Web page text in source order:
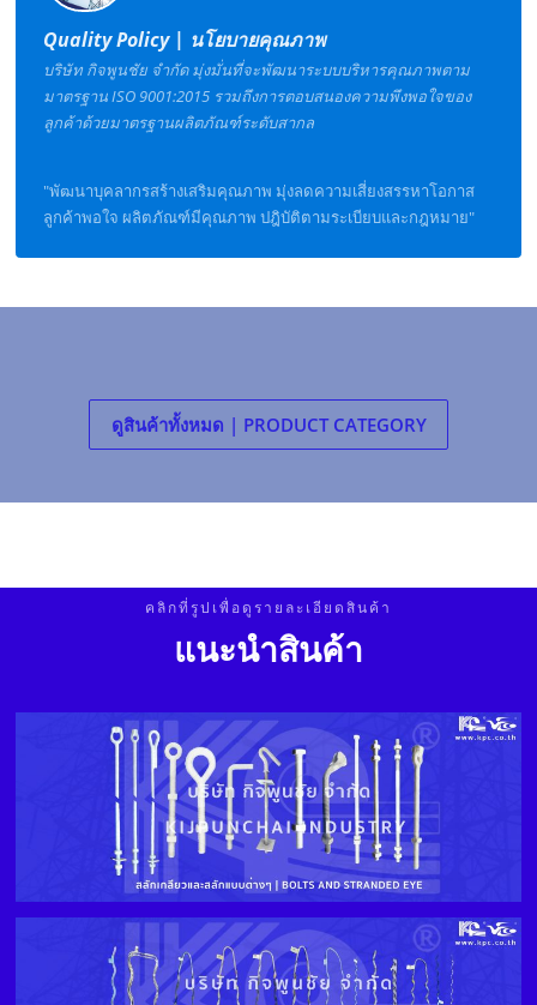
Quality Policy | นโยบายคุณภาพ
บริษัท กิจพูนชัย จํากัด มุ่งมั่นที่จะพัฒนาระบบบริหารคุณภาพตาม
มาตรฐาน ISO 9001:2015 รวมถึงการตอบสนองความพึงพอใจของ
ลูกค้าด้วยมาตรฐานผลิตภัณฑ์ระดับสากล
"พัฒนาบุคลากรสร้างเสริมคุณภาพ มุ่งลดความเสี่ยงสรรหาโอกาส
ลูกค้าพอใจ ผลิตภัณฑ์มีคุณภาพ ปฎิบัติตามระเบียบและกฎหมาย"
ดูสินค้าทั้งหมด | PRODUCT CATEGORY
คลิกที่รูปเพื่อดูรายละเอียดสินค้า
แนะนําสินค้า